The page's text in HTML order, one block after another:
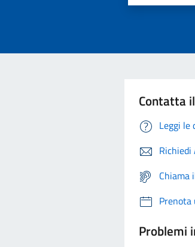
Contatta
Leggi le
Richiedi
Chiama
Problemi